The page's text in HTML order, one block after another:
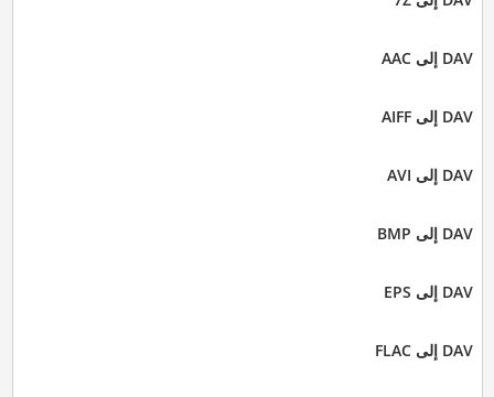
DAV إلى AAC
DAV إلى AIFF
DAV إلى AVI
DAV إلى BMP
DAV إلى EPS
DAV إلى FLAC